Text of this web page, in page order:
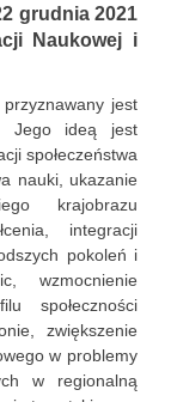
grudnia 2021
Naukowej i
jest
Jego ideą jest
społeczeństwa
nauki, ukazanie
krajobrazu
integracji
pokoleń i
wzmocnienie
społeczności
zwiększenie
w problemy
w regionalną